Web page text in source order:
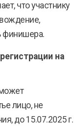
что участнику
финишера.
на
лицо, не
до 15.07.2025 г.